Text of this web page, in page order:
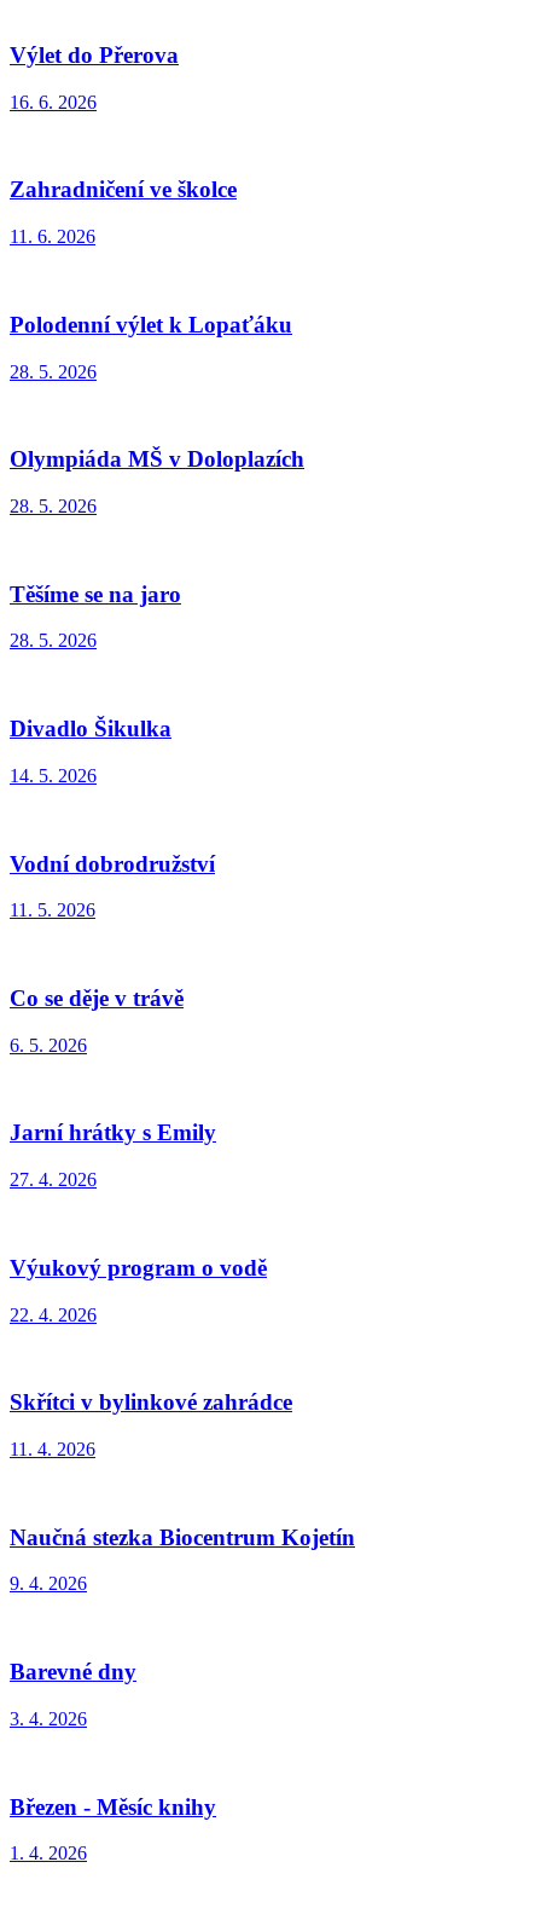
Výlet do Přerova
16. 6. 2026
Zahradničení ve školce
11. 6. 2026
Polodenní výlet k Lopaťáku
28. 5. 2026
Olympiáda MŠ v Doloplazích
28. 5. 2026
Těšíme se na jaro
28. 5. 2026
Divadlo Šikulka
14. 5. 2026
Vodní dobrodružství
11. 5. 2026
Co se děje v trávě
6. 5. 2026
Jarní hrátky s Emily
27. 4. 2026
Výukový program o vodě
22. 4. 2026
Skřítci v bylinkové zahrádce
11. 4. 2026
Naučná stezka Biocentrum Kojetín
9. 4. 2026
Barevné dny
3. 4. 2026
Březen - Měsíc knihy
1. 4. 2026